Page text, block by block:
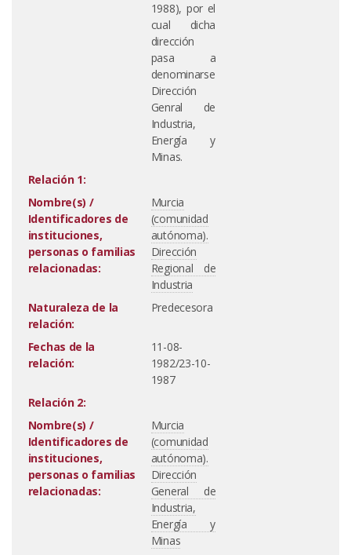
1988), por el
cual dicha
dirección
pasa a
denominarse
Dirección
Genral de
Industria,
Energía y
Minas.
Relación 1:
Nombre(s) /
Identificadores de
instituciones,
personas o familias
relacionadas:
Murcia
(comunidad
autónoma).
Dirección
Regional de
Industria
Naturaleza de la
relación:
Predecesora
Fechas de la
relación:
11-08-
1982/23-10-
1987
Relación 2:
Nombre(s) /
Identificadores de
instituciones,
personas o familias
relacionadas:
Murcia
(comunidad
autónoma).
Dirección
General de
Industria,
Energía y
Minas